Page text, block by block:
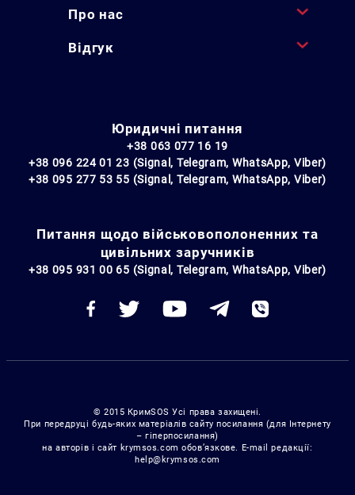
Про нас
Відгук
Юридичні питання
+38 063 077 16 19
+38 096 224 01 23 (Signal, Telegram, WhatsApp, Viber)
+38 095 277 53 55 (Signal, Telegram, WhatsApp, Viber)
Питання щодо військовополоненних та
цивільних заручників
+38 095 931 00 65 (Signal, Telegram, WhatsApp, Viber)
© 2015 КримSOS Усі права захищені.
При передруці будь-яких матеріалів сайту посилання (для Інтернету
– гіперпосилання)
на авторів і сайт krymsos.com обов’язкове. E-mail редакції:
help@krymsos.com